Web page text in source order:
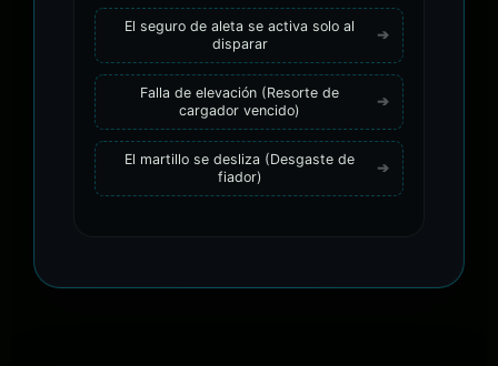
El seguro de aleta se activa solo al
disparar
Falla de elevación (Resorte de
cargador vencido)
El martillo se desliza (Desgaste de
fiador)